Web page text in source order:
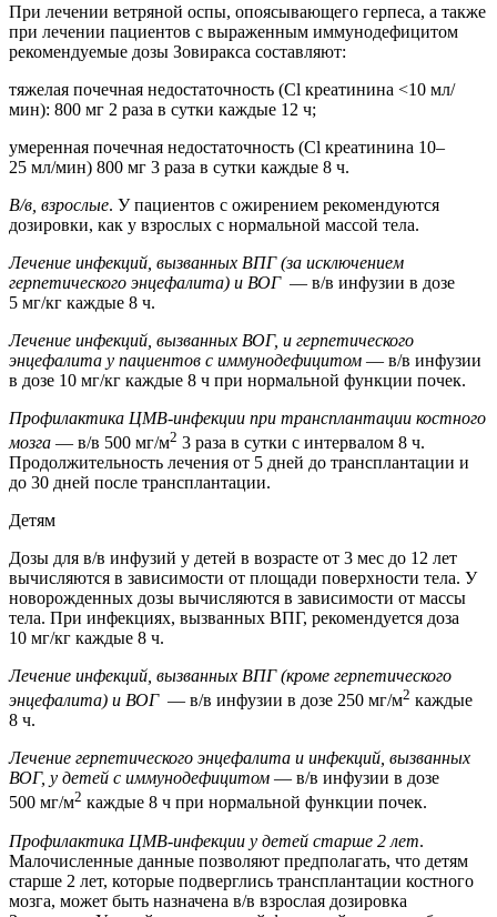
При лечении ветряной оспы, опоясывающего герпеса, а также
при лечении пациентов с выраженным иммунодефицитом
рекомендуемые дозы Зовиракса составляют:
тяжелая почечная недостаточность (Cl креатинина <10 мл/
мин): 800 мг 2 раза в сутки каждые 12 ч;
умеренная почечная недостаточность (Cl креатинина 10–
25 мл/мин) 800 мг 3 раза в сутки каждые 8 ч.
В/в, взрослые. У пациентов с ожирением рекомендуются
дозировки, как у взрослых с нормальной массой тела.
Лечение инфекций, вызванных ВПГ (за исключением
герпетического энцефалита) и ВОГ — в/в инфузии в дозе
5 мг/кг каждые 8 ч.
Лечение инфекций, вызванных ВОГ, и герпетического
энцефалита у пациентов с иммунодефицитом — в/в инфузии
в дозе 10 мг/кг каждые 8 ч при нормальной функции почек.
Профилактика ЦМВ-инфекции при трансплантации костного
мозга — в/в 500 мг/м2 3 раза в сутки с интервалом 8 ч.
Продолжительность лечения от 5 дней до трансплантации и
до 30 дней после трансплантации.
Детям
Дозы для в/в инфузий у детей в возрасте от 3 мес до 12 лет
вычисляются в зависимости от площади поверхности тела. У
новорожденных дозы вычисляются в зависимости от массы
тела. При инфекциях, вызванных ВПГ, рекомендуется доза
10 мг/кг каждые 8 ч.
Лечение инфекций, вызванных ВПГ (кроме герпетического
энцефалита) и ВОГ— в/в инфузии в дозе 250 мг/м2 каждые
8 ч.
Лечение герпетического энцефалита и инфекций, вызванных
ВОГ, у детей с иммунодефицитом — в/в инфузии в дозе
500 мг/м2 каждые 8 ч при нормальной функции почек.
Профилактика ЦМВ-инфекции у детей старше 2 лет.
Малочисленные данные позволяют предполагать, что детям
старше 2 лет, которые подверглись трансплантации костного
мозга, может быть назначена в/в взрослая дозировка